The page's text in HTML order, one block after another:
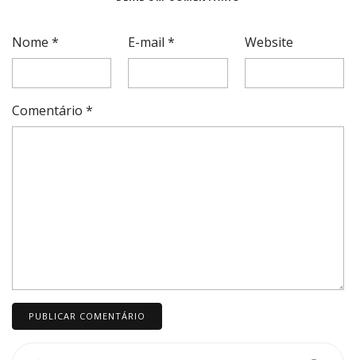
Nome * E-mail* Website
Comentário *